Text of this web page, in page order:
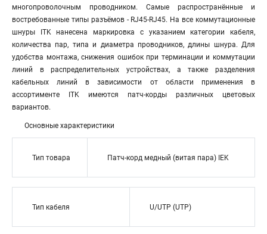
многопроволочным проводником. Самые распространённые и
востребованные типы разъёмов - RJ45-RJ45. На все коммутационные
шнуры ITK нанесена маркировка с указанием категории кабеля,
количества пар, типа и диаметра проводников, длины шнура. Для
удобства монтажа, снижения ошибок при терминации и коммутации
линий в распределительных устройствах, а также разделения
кабельных линий в зависимости от области применения в
ассортименте ITK имеются патч-корды различных цветовых
вариантов.
Основные характеристики
Тип товара Патч-корд медный (витая пара) IEK
Тип кабеля U/UTP (UTP)